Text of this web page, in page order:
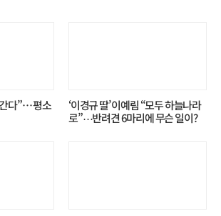
다”… 평소
‘이경규 딸’ 이예림 “모두 하늘나라
로”⋯반려견 6마리에 무슨 일이?